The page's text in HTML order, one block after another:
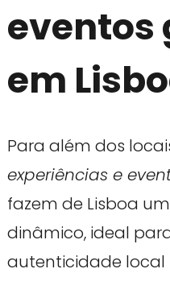
eventos
em
Para além dos
experiências e
fazem de Lisboa
dinâmico, ideal
autenticidade local